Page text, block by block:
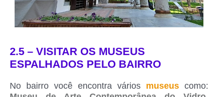
2.5 – VISITAR OS MUSEUS
ESPALHADOS PELO BAIRRO
No bairro você encontra vários museus como: